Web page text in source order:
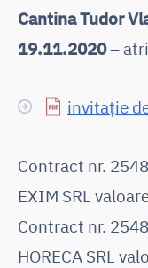
Cantina Tudor
19.11.2020–
invitație
Contract nr.
EXIM SRL
Contract nr.
HORECA SRL